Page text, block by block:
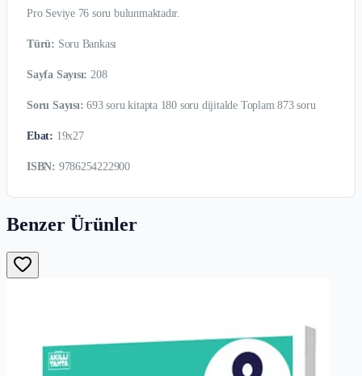
Pro Seviye 76 soru bulunmaktadır.
Türü: Soru Bankası
Sayfa Sayısı: 208
Soru Sayısı: 693 soru kitapta 180 soru dijitalde Toplam 873 soru
Ebat: 19x27
ISBN: 9786254222900
Benzer Ürünler